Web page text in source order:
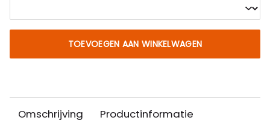
TOEVOEGEN AAN WINKELWAGEN
Omschrijving Productinformatie